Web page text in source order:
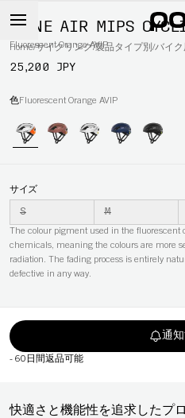
Home/サイクリング/製品タイプ別 /バイク
OMNE AIR MIPS
Fluorescent Orange AVIP
25,200 JPY
色Fluorescent Orange AVIP
サイズ
S M
The colour pigment used in the fluorescent
chemicals, meaning the colours are more
radiation. The fading process is entirely
defective in any way.
通
- 60日間返品可能
快適さと機能性を追求したプ